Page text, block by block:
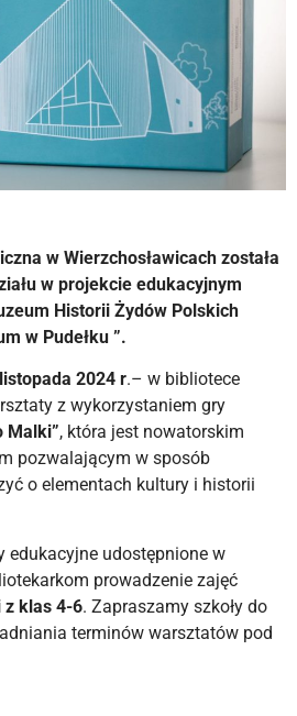
w Wierzchosławicach została
w projekcie edukacyjnym
Historii Żydów Polskich
w Pudełku ”.
2024 r.– w bibliotece
z wykorzystaniem gry
Malki”, która jest nowatorskim
pozwalającym w sposób
o elementach kultury i historii
edukacyjne udostępnione w
prowadzenie zajęć
z klas 4-6. Zapraszamy szkoły do
terminów warsztatów pod